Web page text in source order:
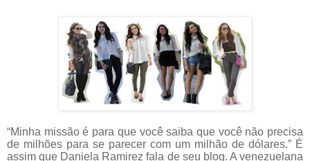
“Minha missão é para que você saiba que você não precisa
de milhões para se parecer com um milhão de dólares.” É
assim que Daniela Ramirez fala de seu blog. A venezuelana